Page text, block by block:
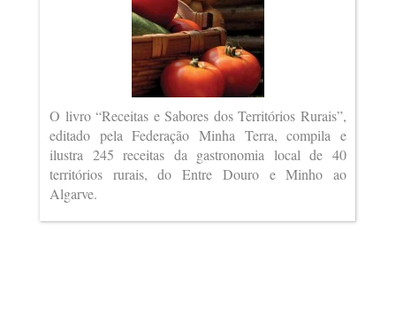
O livro “Receitas e Sabores dos Territórios Rurais”,
editado pela Federação Minha Terra, compila e
ilustra 245 receitas da gastronomia local de 40
territórios rurais, do Entre Douro e Minho ao
Algarve.